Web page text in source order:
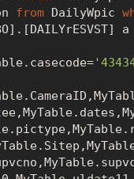
from DailyWpic
a
=